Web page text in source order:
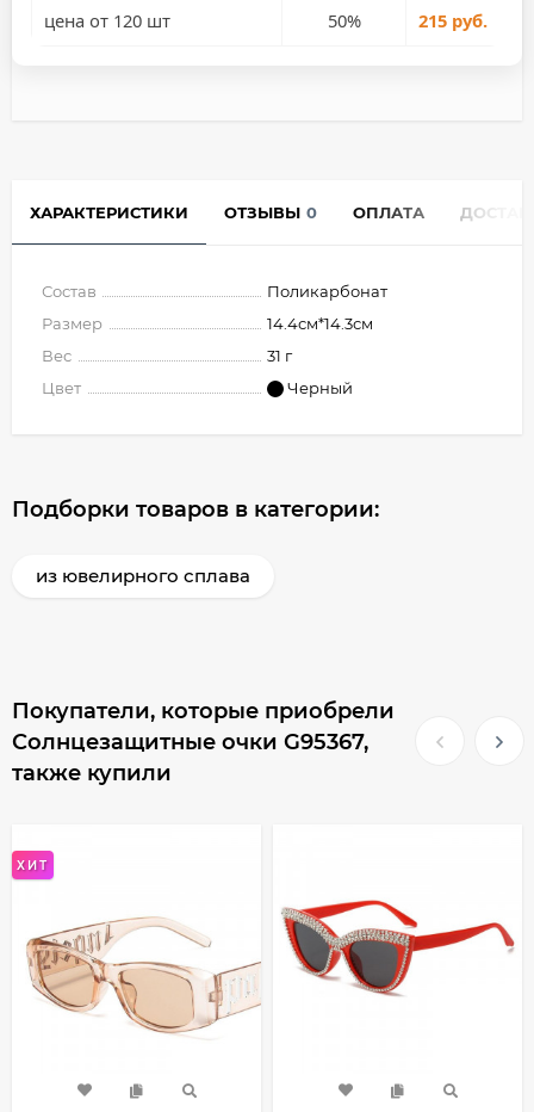
цена от 120 шт 50% 215 руб.
ХАРАКТЕРИСТИКИ ОТЗЫВЫ 0 ОПЛАТА
Состав
Поликарбонат
Размер
14.4см*14.3см
Вес
31 г
Цвет
Черный
Подборки товаров в категории:
из ювелирного сплава
Покупатели, которые приобрели
Солнцезащитные очки G95367,
также купили
ХИТ